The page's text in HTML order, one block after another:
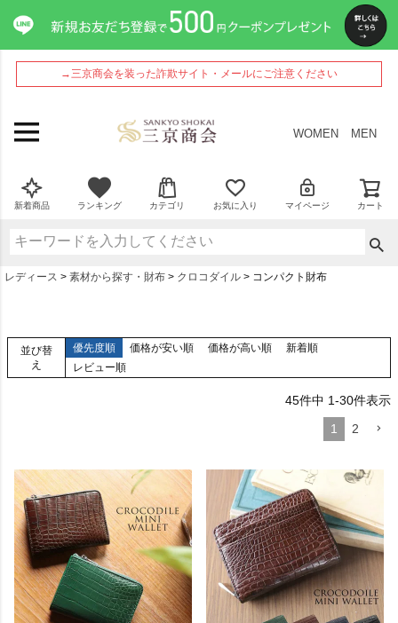
→三京商会を装った詐欺サイト・メールにご注意ください
WOMEN MEN
新着商品 ランキング カテゴリ お気に入り マイページ カート
レディース 素材から探す・財布 クロコダイル コンパクト財布
並び替
え
優先度順 価格が安い順 価格が高い順
新着順
レビュー順
45件中 1-30件表示
1
2